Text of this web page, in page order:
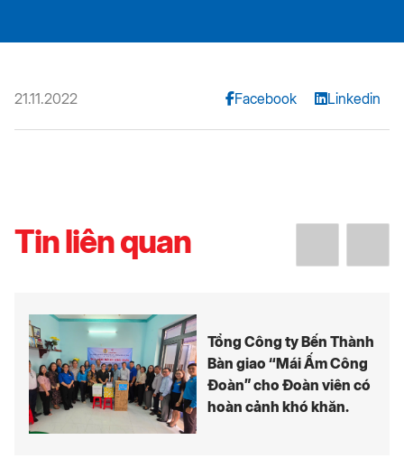
21.11.2022 Facebook Linkedin
Tin liên quan
Tổng Công ty Bến Thành
Bàn giao “Mái Ấm Công
Đoàn” cho Đoàn viên có
hoàn cảnh khó khăn.